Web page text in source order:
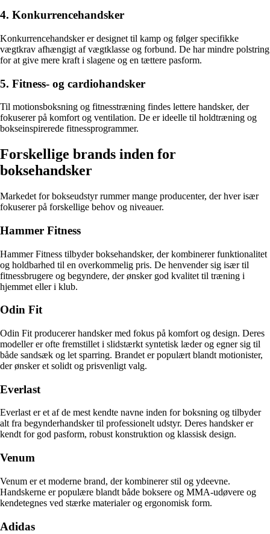
4. Konkurrencehandsker
Konkurrencehandsker er designet til kamp og følger specifikke
vægtkrav afhængigt af vægtklasse og forbund. De har mindre polstring
for at give mere kraft i slagene og en tættere pasform.
5. Fitness- og cardiohandsker
Til motionsboksning og fitnesstræning findes lettere handsker, der
fokuserer på komfort og ventilation. De er ideelle til holdtræning og
bokseinspirerede fitnessprogrammer.
Forskellige brands inden for
boksehandsker
Markedet for bokseudstyr rummer mange producenter, der hver især
fokuserer på forskellige behov og niveauer.
Hammer Fitness
Hammer Fitness tilbyder boksehandsker, der kombinerer funktionalitet
og holdbarhed til en overkommelig pris. De henvender sig især til
fitnessbrugere og begyndere, der ønsker god kvalitet til træning i
hjemmet eller i klub.
Odin Fit
Odin Fit producerer handsker med fokus på komfort og design. Deres
modeller er ofte fremstillet i slidstærkt syntetisk læder og egner sig til
både sandsæk og let sparring. Brandet er populært blandt motionister,
der ønsker et solidt og prisvenligt valg.
Everlast
Everlast er et af de mest kendte navne inden for boksning og tilbyder
alt fra begynderhandsker til professionelt udstyr. Deres handsker er
kendt for god pasform, robust konstruktion og klassisk design.
Venum
Venum er et moderne brand, der kombinerer stil og ydeevne.
Handskerne er populære blandt både boksere og MMA-udøvere og
kendetegnes ved stærke materialer og ergonomisk form.
Adidas